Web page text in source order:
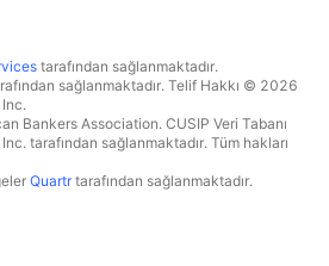
tarafından sağlanmaktadır.
sağlanmaktadır. Telif Hakkı © 2026
Bankers Association. CUSIP Veri Tabanı
tarafından sağlanmaktadır. Tüm hakları
Quartrtarafından sağlanmaktadır.